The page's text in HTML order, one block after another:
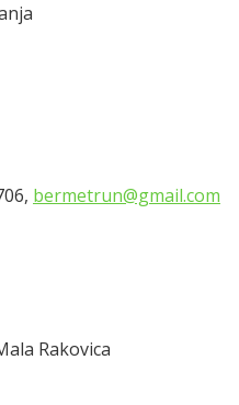
bermetrun@gmail.com
Rakovica